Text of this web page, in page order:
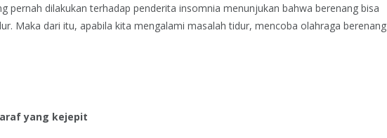
pernah dilakukan terhadap penderita insomnia menunjukan bahwa berenang bisa
Maka dari itu, apabila kita mengalami masalah tidur, mencoba olahraga berenang
yang kejepit